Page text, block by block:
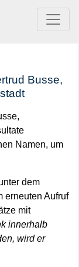
Busse,
Namen, um
dem
erneuten Aufruf
mit
innerhalb
wird er